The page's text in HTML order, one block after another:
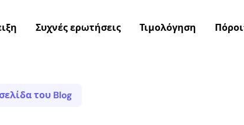
Συχνές ερωτήσεις Τιμολόγηση Πόροι
του Blog